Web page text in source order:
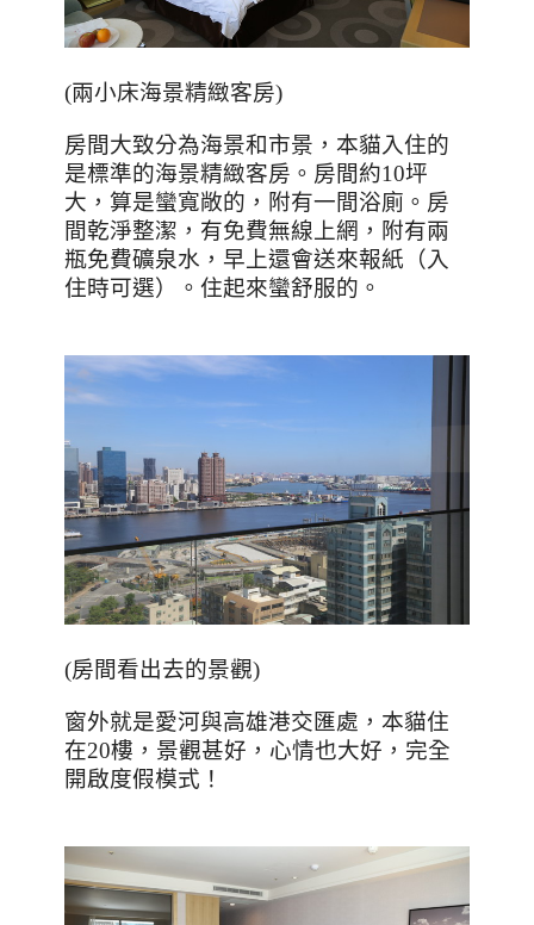
(兩小床海景精緻客房)
房間大致分為海景和市景，本貓入住的
是標準的海景精緻客房。房間約10坪
大，算是蠻寬敞的，附有一間浴廁。房
間乾淨整潔，有免費無線上網，附有兩
瓶免費礦泉水，早上還會送來報紙（入
住時可選）。住起來蠻舒服的。
(房間看出去的景觀)
窗外就是愛河與高雄港交匯處，本貓住
在20樓，景觀甚好，心情也大好，完全
開啟度假模式！